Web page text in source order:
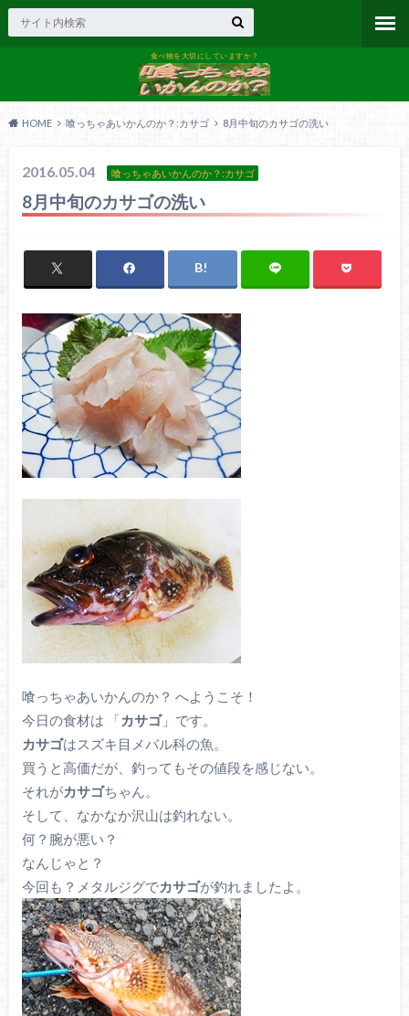
食べ物を大切にしていますか？
HOME 喰っちゃあいかんのか？:カサゴ 8月中旬のカサゴの洗い
2016.05.04 喰っちゃあいかんのか？:カサゴ
8月中旬のカサゴの洗い
喰っちゃあいかんのか？ へようこそ！
今日の食材は 「カサゴ」です。
カサゴはスズキ目メバル科の魚。
買うと高価だが、釣ってもその値段を感じない。
それがカサゴちゃん。
そして、なかなか沢山は釣れない。
何？腕が悪い？
なんじゃと？
今回も？メタルジグでカサゴが釣れましたよ。